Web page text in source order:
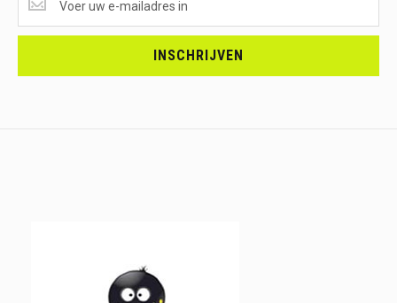
ONTVANGEN?
<br>SCHRIJF
INSCHRIJVEN